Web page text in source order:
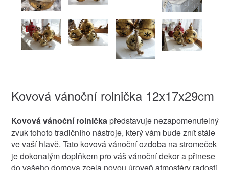
Kovová vánoční rolnička 12x17x29cm
Kovová vánoční rolničkapředstavuje nezapomenutelný
zvuk tohoto tradičního nástroje, který vám bude znít stále
ve vaší hlavě. Tato kovová vánoční ozdoba na stromeček
je dokonalým doplňkem pro váš vánoční dekor a přinese
do vašeho domova zcela novou úroveň atmosféry radosti